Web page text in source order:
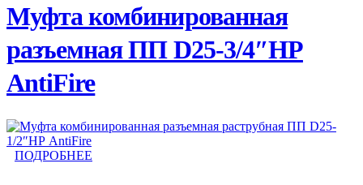
Муфта комбинированная
разъемная ПП D25-3/4″НР
AntiFire
ПОДРОБНЕЕ